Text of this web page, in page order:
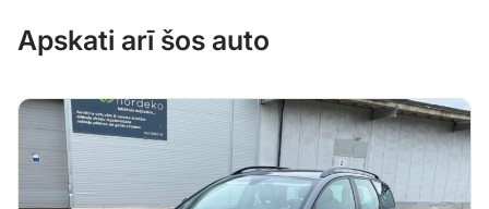
Apskati arī šos auto